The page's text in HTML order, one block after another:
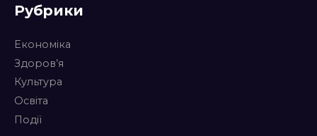
Рубрики
Економіка
Здоров’я
Культура
Освіта
Події